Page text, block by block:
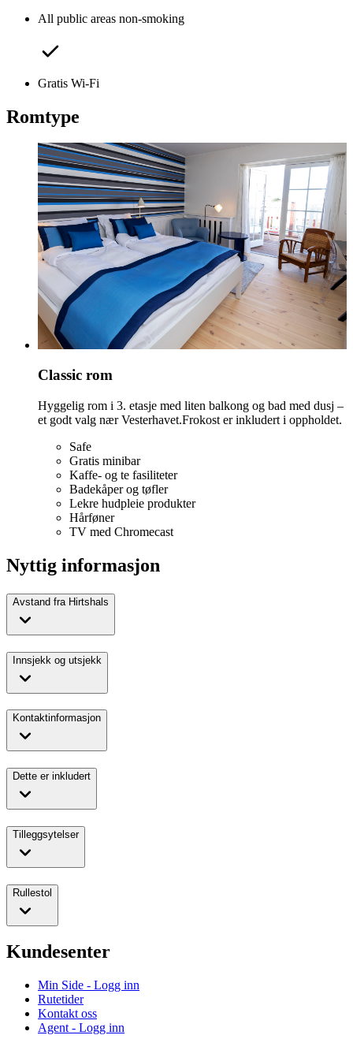
All public areas non-smoking
Gratis Wi-Fi
Romtype
Classic rom
Hyggelig rom i 3. etasje med liten balkong og bad med dusj –
et godt valg nær Vesterhavet.Frokost er inkludert i oppholdet.
Safe
Gratis minibar
Kaffe- og te fasiliteter
Badekåper og tøfler
Lekre hudpleie produkter
Hårføner
TV med Chromecast
Nyttig informasjon
Avstand fra Hirtshals
Innsjekk og utsjekk
Kontaktinformasjon
Dette er inkludert
Tilleggsytelser
Rullestol
Kundesenter
Min Side - Logg inn
Rutetider
Kontakt oss
Agent - Logg inn